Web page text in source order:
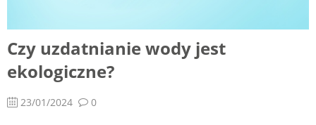
Czy uzdatnianie wody jest
ekologiczne?
23/01/2024 0